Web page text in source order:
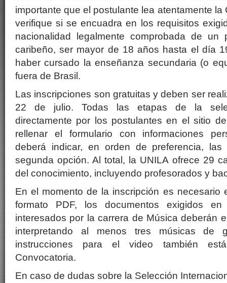
importante que el postulante lea atentamente
verifique si se encuadra en los requisitos
nacionalidad legalmente comprobada de un
caribeño, ser mayor de 18 años hasta el día
haber cursado la enseñanza secundaria (o
fuera de Brasil.
Las inscripciones son gratuitas y deben ser
22 de julio. Todas las etapas de la
directamente por los postulantes en el sitio
rellenar el formulario con informaciones
deberá indicar, en orden de preferencia,
segunda opción. Al total, la UNILA ofrece 29
del conocimiento, incluyendo profesorados y
En el momento de la inscripción es necesario
formato PDF, los documentos exigidos
interesados por la carrera de Música deberán
interpretando al menos tres músicas de
instrucciones para el video también
Convocatoria.
En caso de dudas sobre la Selección